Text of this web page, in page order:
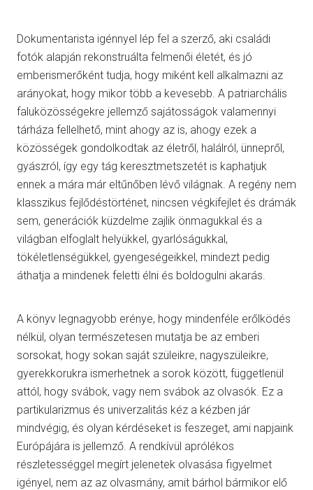
Dokumentarista igénnyel lép fel a szerző, aki családi
fotók alapján rekonstruálta felmenői életét, és jó
emberismerőként tudja, hogy miként kell alkalmazni az
arányokat, hogy mikor több a kevesebb. A patriarchális
faluközösségekre jellemző sajátosságok valamennyi
tárháza fellelhető, mint ahogy az is, ahogy ezek a
közösségek gondolkodtak az életről, halálról, ünnepről,
gyászról, így egy tág keresztmetszetét is kaphatjuk
ennek a mára már eltűnőben lévő világnak. A regény nem
klasszikus fejlődéstörténet, nincsen végkifejlet és drámák
sem, generációk küzdelme zajlik önmagukkal és a
világban elfoglalt helyükkel, gyarlóságukkal,
tökéletlenségükkel, gyengeségeikkel, mindezt pedig
áthatja a mindenek feletti élni és boldogulni akarás.
A könyv legnagyobb erénye, hogy mindenféle erőlködés
nélkül, olyan természetesen mutatja be az emberi
sorsokat, hogy sokan saját szüleikre, nagyszüleikre,
gyerekkorukra ismerhetnek a sorok között, függetlenül
attól, hogy svábok, vagy nem svábok az olvasók. Ez a
partikularizmus és univerzalitás kéz a kézben jár
mindvégig, és olyan kérdéseket is feszeget, ami napjaink
Európájára is jellemző. A rendkívül aprólékos
részletességgel megírt jelenetek olvasása figyelmet
igényel, nem az az olvasmány, amit bárhol bármikor elő